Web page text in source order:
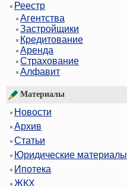
Реестр
Агентства
Застройщики
Кредитование
Аренда
Страхование
Алфавит
Материалы
Новости
Архив
Статьи
Юридические материалы
Ипотека
ЖКХ